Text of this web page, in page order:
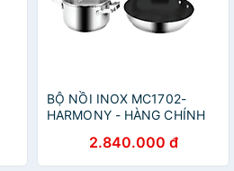
BỘ NỒI INOX MC1702-
HARMONY - HÀNG CHÍNH
2.840.000 đ